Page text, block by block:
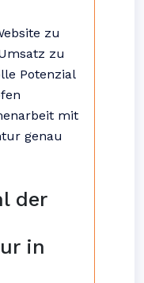
zu
zu
Potenzial
mit
genau
der
in